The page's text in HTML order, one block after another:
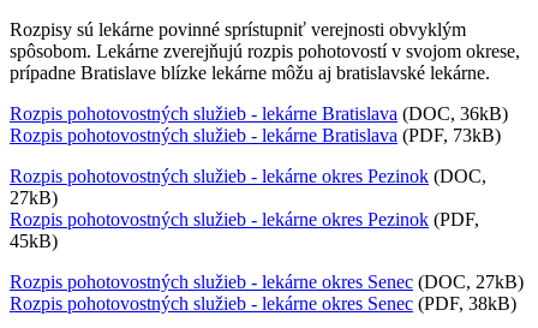
Rozpisy sú lekárne povinné sprístupniť verejnosti obvyklým
spôsobom. Lekárne zverejňujú rozpis pohotovostí v svojom okrese,
prípadne Bratislave blízke lekárne môžu aj bratislavské lekárne.
Rozpis pohotovostných služieb - lekárne Bratislava (DOC, 36kB)
Rozpis pohotovostných služieb - lekárne Bratislava (PDF, 73kB)
Rozpis pohotovostných služieb - lekárne okres Pezinok (DOC,
27kB)
Rozpis pohotovostných služieb - lekárne okres Pezinok (PDF,
45kB)
Rozpis pohotovostných služieb - lekárne okres Senec (DOC, 27kB)
Rozpis pohotovostných služieb - lekárne okres Senec (PDF, 38kB)